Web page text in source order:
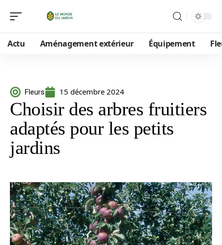
Actu Aménagement extérieur Équipement
Fleurs 15 décembre 2024
Choisir des arbres fruitiers
adaptés pour les petits
jardins